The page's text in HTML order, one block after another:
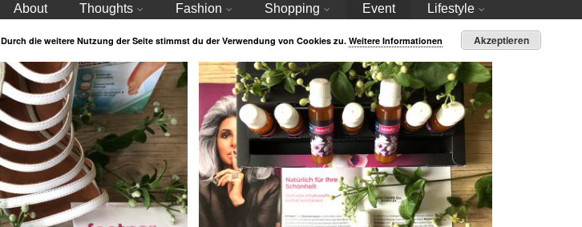
About Thoughts Fashion Shopping Event Lifestyle
Durch die weitere Nutzung der Seite stimmst du der Verwendung von Cookies zu. Weitere Informationen Akzeptieren